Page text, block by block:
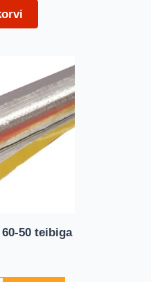
50 teibiga